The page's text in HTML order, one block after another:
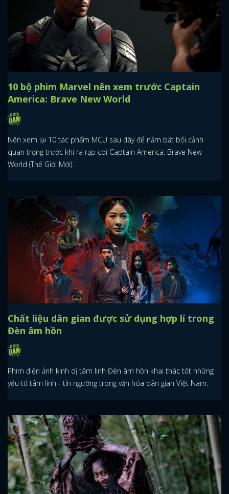
10 bộ phim Marvel nên xem trước Captain
America: Brave New World
Nên xem lại 10 tác phẩm MCU sau đây để nắm bắt bối cảnh
quan trọng trước khi ra rạp coi Captain America: Brave New
World (Thế Giới Mới).
Chất liệu dân gian được sử dụng hợp lí trong
Đèn âm hồn
Phim điện ảnh kinh dị tâm linh Đèn âm hồn khai thác tốt những
yếu tố tâm linh - tín ngưỡng trong văn hóa dân gian Việt Nam.